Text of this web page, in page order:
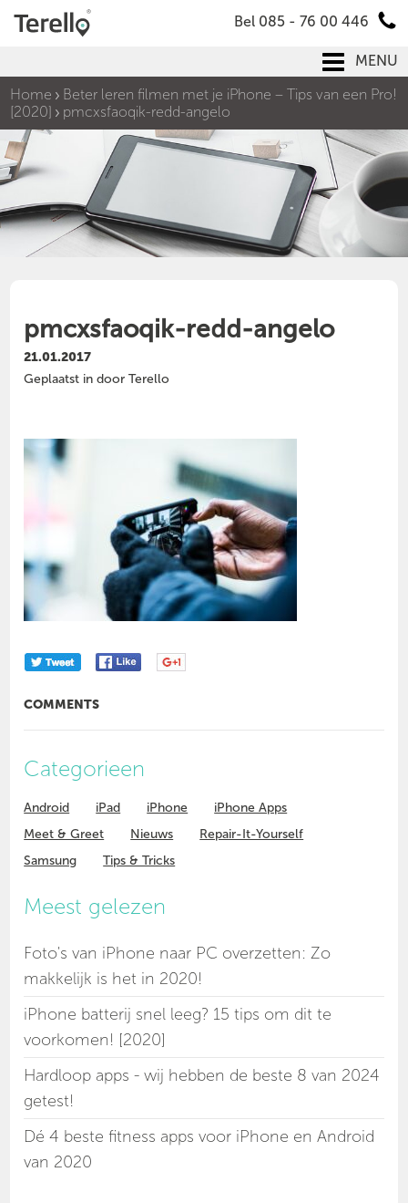
Bel 085 - 76 00 446
MENU
Home
Beter leren filmen met je iPhone – Tips van een Pro!
[2020]
pmcxsfaoqik-redd-angelo
pmcxsfaoqik-redd-angelo
21.01.2017
Geplaatst in door Terello
COMMENTS
Categorieen
Android iPad iPhone
iPhone Apps
Meet & Greet
Nieuws
Repair-It-Yourself
Samsung
Tips & Tricks
Meest gelezen
Foto's van iPhone naar PC overzetten: Zo
makkelijk is het in 2020!
iPhone batterij snel leeg? 15 tips om dit te
voorkomen! [2020]
Hardloop apps - wij hebben de beste 8 van 2024
getest!
Dé 4 beste fitness apps voor iPhone en Android
van 2020